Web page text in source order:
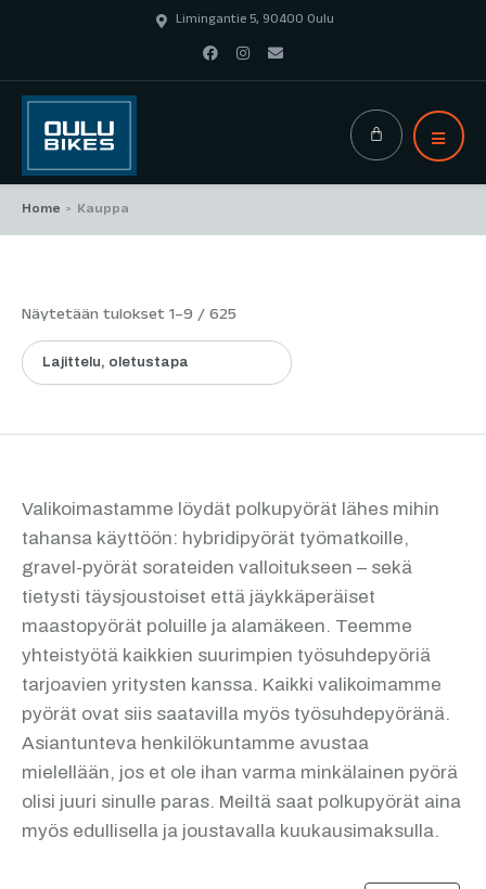
Limingantie 5, 90400 Oulu
Home > Kauppa
Näytetään tulokset 1–9 / 625
Valikoimastamme löydät polkupyörät lähes mihin
tahansa käyttöön: hybridipyörät työmatkoille,
gravel-pyörät sorateiden valloitukseen – sekä
tietysti täysjoustoiset että jäykkäperäiset
maastopyörät poluille ja alamäkeen. Teemme
yhteistyötä kaikkien suurimpien työsuhdepyöriä
tarjoavien yritysten kanssa. Kaikki valikoimamme
pyörät ovat siis saatavilla myös työsuhdepyöränä.
Asiantunteva henkilökuntamme avustaa
mielellään, jos et ole ihan varma minkälainen pyörä
olisi juuri sinulle paras. Meiltä saat polkupyörät aina
myös edullisella ja joustavalla kuukausimaksulla.